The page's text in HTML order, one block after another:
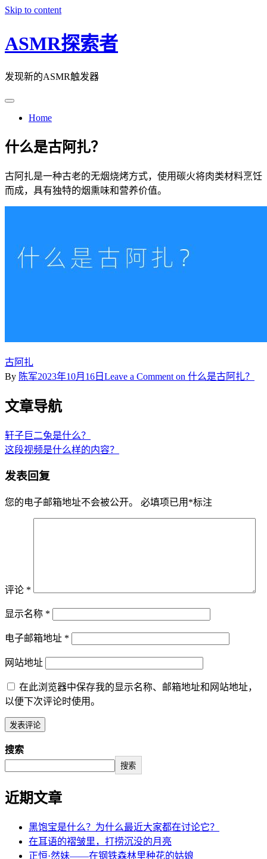
Skip to content
ASMR探索者
发现新的ASMR触发器
Home
什么是古阿扎？
古阿扎是一种古老的无烟烧烤方式，使用碳火将肉类材料烹饪
而成，具有独特的烟熏味和营养价值。
古阿扎
By 陈军2023年10月16日 Leave a Comment on 什么是古阿扎？
文章导航
轩子巨二兔是什么？
这段视频是什么样的内容？
发表回复
您的电子邮箱地址不会被公开。 必填项已用 *标注
评论 *
显示名称 *
电子邮箱地址 *
网站地址
在此浏览器中保存我的显示名称、邮箱地址和网站地址，
以便下次评论时使用。
搜索
搜索
近期文章
黑饱宝是什么？为什么最近大家都在讨论它？
在耳语的褶皱里，打捞沉没的月亮
正恒·然妹——在钢铁森林里种花的姑娘